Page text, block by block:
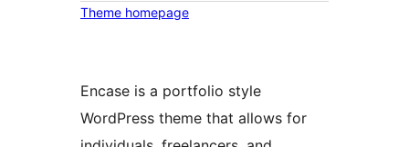
Theme homepage
Encase is a portfolio style
WordPress theme that allows for